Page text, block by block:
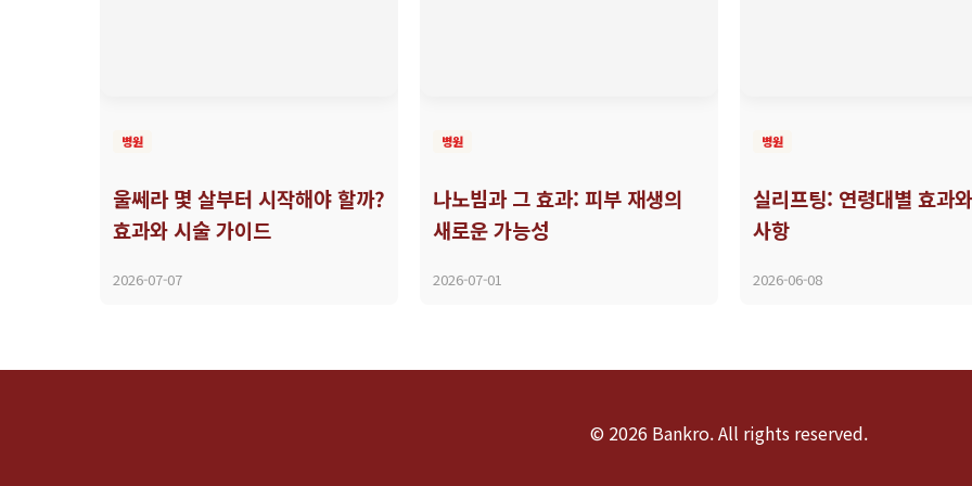
병원
울쎄라 몇 살부터 시작해야 할까?
효과와 시술 가이드
2026-07-07
병원
나노빔과 그 효과: 피부 재생의
새로운 가능성
2026-07-01
병원
실리프팅: 연령대별 효과
사항
2026-06-08
© 2026 Bankro. All rights reserved.